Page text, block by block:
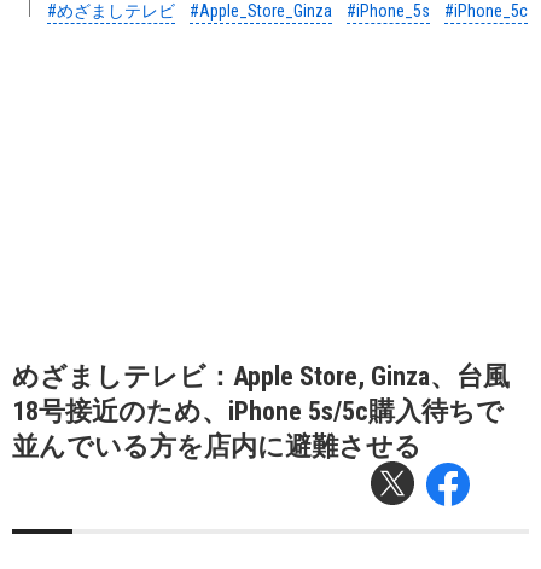
#めざましテレビ
#Apple_Store_Ginza #iPhone_5s #iPhone_5c
めざましテレビ：Apple Store, Ginza、台風
18号接近のため、iPhone 5s/5c購入待ちで
並んでいる方を店内に避難させる